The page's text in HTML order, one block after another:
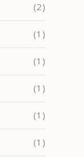
(2)
(1)
(1)
(1)
(1)
(1)